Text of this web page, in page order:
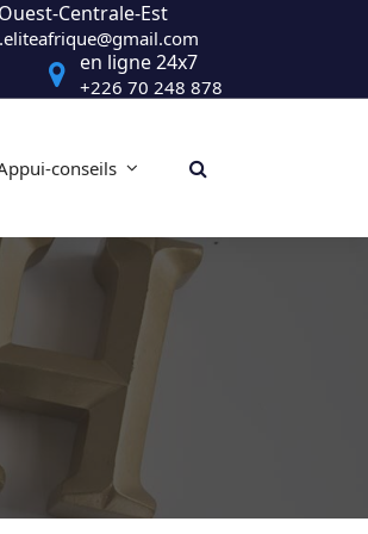
Centrale-Est
en ligne 24x7
+226 70 248 878
conseils